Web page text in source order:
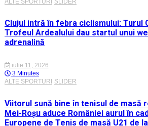
Clujul intră în febra ciclismului: Turul
Trofeul Ardealului dau startul unui
adrenalină
iulie 11, 2026
3 Minutes
ALTE SPORTURI
SLIDER
Viitorul sună bine în tenisul de masă
Mei-Roșu aduce României aurul în
Europene de Tenis de masă U21 de